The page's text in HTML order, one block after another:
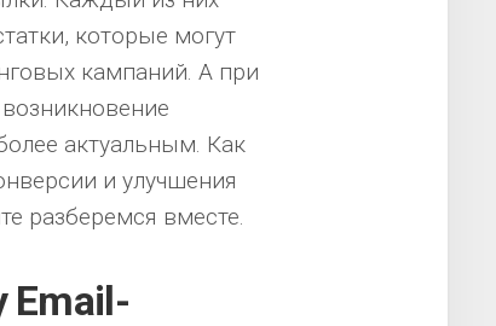
которые могут
кампаний. А при
возникновение
актуальным. Как
и улучшения
разберемся вместе.